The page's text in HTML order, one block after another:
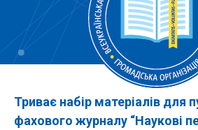
Триває набір матеріалів для
фахового журналу “Наукові